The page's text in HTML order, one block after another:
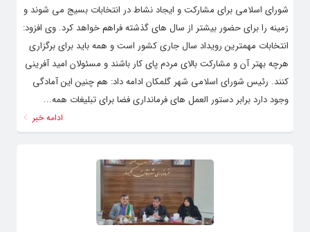
مسئولان بخش گلمکان در اردوگاه شهید بهشتی، بیان کرد: شهرداری و
شورای اسلامی برای مشارکت و ایجاد نشاط در انتخابات بسیج می شوند و
زمینه را برای حضور بیشتر از سال های گذشته فراهم خواهد کرد. وی افزود:
انتخابات مهمترین رویداد سال جاری کشور است و همه باید برای برگزاری
هرچه بهتر آن و مشارکت بالای مردم پای کار باشند و مسئولان امید آفرینی
کنند. رئیس شورای اسلامی شهر گلمکان ادامه داد: هم چنین این آمادگی
وجود دارد برابر دستور العمل های فرمانداری فضا برای تبلیغات همه...
ادامه خبر